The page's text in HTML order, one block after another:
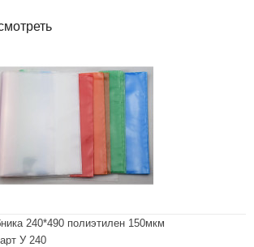
240*490 полиэтилен 150мкм
У 240